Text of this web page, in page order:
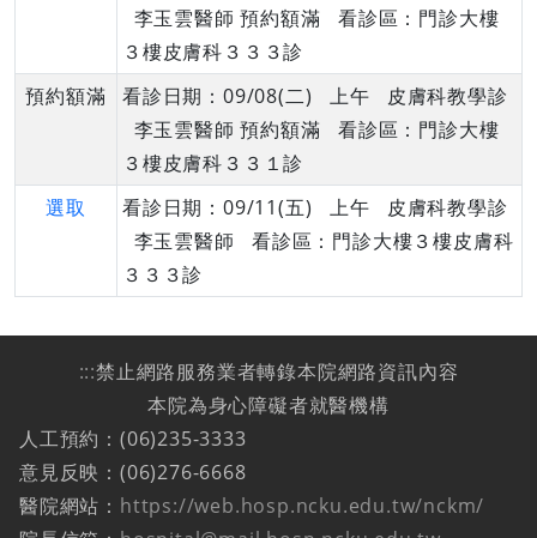
李玉雲醫師 預約額滿 看診區：門診大樓
３樓皮膚科３３３診
預約額滿
看診日期：09/08(二) 上午 皮膚科教學診
李玉雲醫師 預約額滿 看診區：門診大樓
３樓皮膚科３３１診
選取
看診日期：09/11(五) 上午 皮膚科教學診
李玉雲醫師 看診區：門診大樓３樓皮膚科
３３３診
:::禁止網路服務業者轉錄本院網路資訊內容
本院為身心障礙者就醫機構
人工預約：(06)235-3333
意見反映：(06)276-6668
醫院網站： https://web.hosp.ncku.edu.tw/nckm/